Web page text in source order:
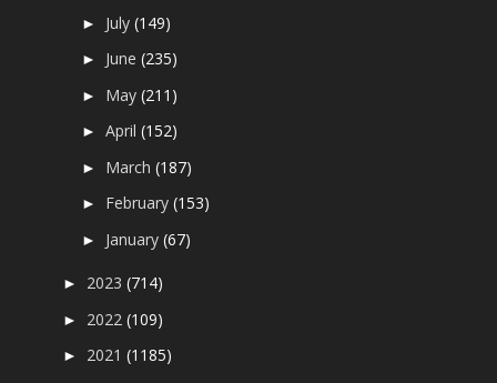
► July(149)
► June(235)
► May(211)
►April(152)
► March(187)
► February(153)
► January(67)
► 2023(714)
► 2022(109)
► 2021(1185)